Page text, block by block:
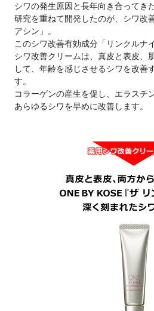
シワの発生原因と長年向き合ってき
研究を重ねて開発したのが、シワ改
アシン」。
このシワ改善有効成分「リンクルナ
シワ改善クリームは、真皮と表皮、
して、年齢を感じさせるシワを改
す。
コラーゲンの産生を促し、エラスチ
あらゆるシワを早めに改善します。